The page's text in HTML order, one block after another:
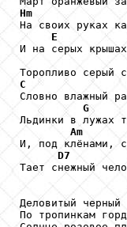
Hm
На своих руках
E
И на серых
C
Словно влажный
G
Льдинки в лужах
Am
И, под клёнами,
D7
Тает снежный
Деловитый черный
По тропинкам